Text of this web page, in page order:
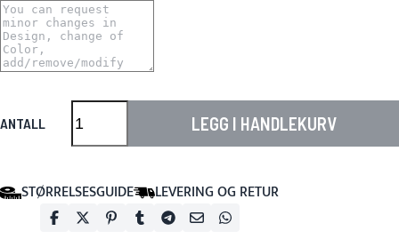
ANTALL LEGG I HANDLEKURV
STØRRELSESGUIDE LEVERING OG RETUR